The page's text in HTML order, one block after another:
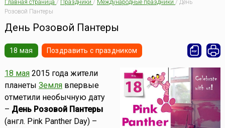
Главная страница / Праздники / Международные праздники / День
Розовой Пантеры
День Розовой Пантеры
18 мая Поздравить с праздником
18 мая2015 года жители
планеты Землявпервые
отметили необычную дату
– День Розовой Пантеры
(англ. Pink Panther Day) –